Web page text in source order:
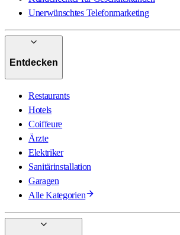
Unerwünschtes Telefonmarketing
Entdecken
Restaurants
Hotels
Coiffeure
Ärzte
Elektriker
Sanitärinstallation
Garagen
Alle Kategorien